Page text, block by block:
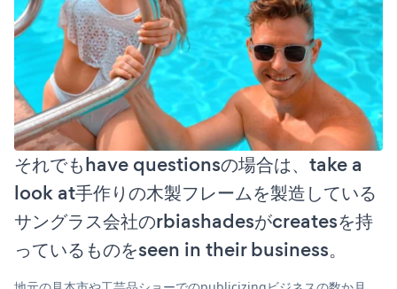
それでもhave questionsの場合は、take a
look at手作りの木製フレームを製造している
サングラス会社のrbiashadesがcreatesを持
っているものをseen in their business。